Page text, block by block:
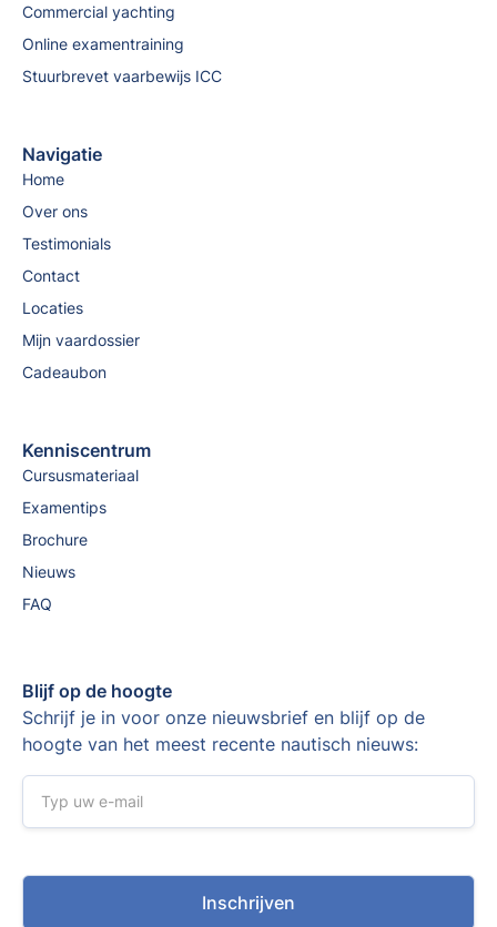
Commercial yachting
Online examentraining
Stuurbrevet vaarbewijs ICC
Navigatie
Home
Over ons
Testimonials
Contact
Locaties
Mijn vaardossier
Cadeaubon
Kenniscentrum
Cursusmateriaal
Examentips
Brochure
Nieuws
FAQ
Blijf op de hoogte
Schrijf je in voor onze nieuwsbrief en blijf op de
hoogte van het meest recente nautisch nieuws: